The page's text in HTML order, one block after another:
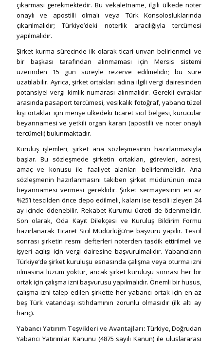
çıkarması gerekmektedir. Bu vekaletname, ilgili ülkede noter
onaylı ve apostilli olmalı veya Türk Konsolosluklarında
çıkarılmalıdır; Türkiye’deki noterlik aracılığıyla tercümesi
yapılmalıdır.
Şirket kurma sürecinde ilk olarak ticari unvan belirlenmeli ve
bir başkası tarafından alınmaması için Mersis sistemi
üzerinden 15 gün süreyle rezerve edilmelidir; bu süre
uzatılabilir. Ayrıca, şirket ortakları adına ilgili vergi dairesinden
potansiyel vergi kimlik numarası alınmalıdır. Gerekli evraklar
arasında pasaport tercümesi, vesikalık fotoğraf, yabancı tüzel
kişi ortaklar için menşe ülkedeki ticaret sicil belgesi, kurucular
beyannamesi ve yetkili organ kararı (apostilli ve noter onaylı
tercümeli) bulunmaktadır.
Kuruluş işlemleri, şirket ana sözleşmesinin hazırlanmasıyla
başlar. Bu sözleşmede şirketin ortakları, görevleri, adresi,
amaç ve konusu ile faaliyet alanları belirlenmelidir. Ana
sözleşmenin hazırlanmasını takiben şirket müdürünün imza
beyannamesi vermesi gereklidir. Şirket sermayesinin en az
%25’i tescilden önce depo edilmeli, kalanı ise tescili izleyen 24
ay içinde ödenebilir. Rekabet Kurumu ücreti de ödenmelidir.
Son olarak, Oda Kayıt Dilekçesi ve Kuruluş Bildirim Formu
hazırlanarak Ticaret Sicil Müdürlüğü’ne başvuru yapılır. Tescil
sonrası şirketin resmi defterleri noterden tasdik ettirilmeli ve
işyeri açılışı için vergi dairesine başvurulmalıdır. Yabancıların
Türkiye’de şirket kuruluşu esnasında çalışma veya oturma izni
olmasına lüzum yoktur, ancak şirket kuruluşu sonrası her bir
ortak için çalışma izni başvurusu yapılmalıdır. Önemli bir husus,
çalışma izni talep edilen şirkette her yabancı ortak için en az
beş Türk vatandaşı istihdamının zorunlu olmasıdır (ilk altı ay
hariç).
Yabancı Yatırım Teşvikleri ve Avantajları: Türkiye, Doğrudan
Yabancı Yatırımlar Kanunu (4875 sayılı Kanun) ile uluslararası